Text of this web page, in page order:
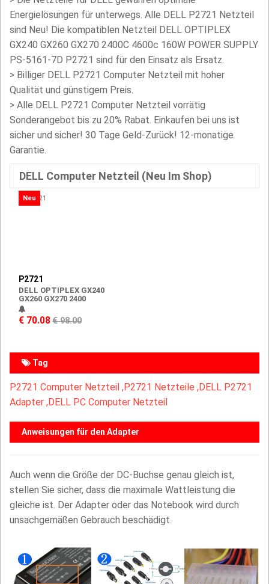
Energielösungen für unterwegs. Alle DELL P2721 Netzteil
sind Neu! Die kompatiblen Netzteil DELL OPTIPLEX
GX240 GX260 GX270 2400C 4600c 160W POWER SUPPLY
PS-5161-7D P2721 sind für den Einsatz als Ersatz.
> Billiger DELL P2721 Computer Netzteil mit hoher
Qualität und günstigem Preis.
> Alle DELL P2721 Computer Netzteil vorrätig
Sonderangebot bis zu 20% Rabat. Einkaufen bei uns ist
sicher und sicher! 30 Tage Geld-Zurück! 12-monatige
Garantie.
DELL Computer Netzteil (Neu Im Shop)
Neu
P2721
DELL OPTIPLEX GX240
GX260 GX270 2400
€ 70.08€ 98.00
Tag
P2721 Computer Netzteil ,P2721 Netzteile ,DELL P2721
Adapter ,DELL PC Computer Netzteil
Anweisungen für den Adapter
Auch wenn die Größe der DC-Buchse genau gleich ist,
stellen Sie sicher, dass die maximale Wattleistung die
gleiche ist. Der Adapter oder das Notebook wird durch
unsachgemäßen Gebrauch beschädigt.